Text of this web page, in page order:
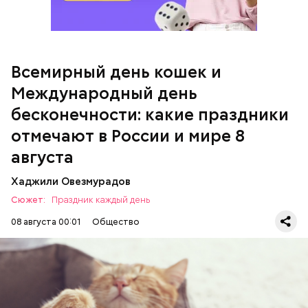
Всемирный день кошек и
Международный день
бесконечности: какие праздники
отмечают в России и мире 8
августа
Хаджили Овезмурадов
Сюжет:
Праздник каждый день
08 августа 00:01
Общество
Инициатором Всемирного дня кошек в 2002 году
стал международный фонд Animal Welfare. В этот
праздник котам демонстрируют свою любовь и
Международный день бесконечности
День малины со сливками
растительное масло;
помидоры черри либо грунтовые.